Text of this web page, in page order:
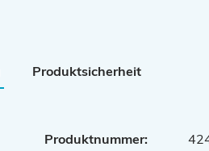
Produktsicherheit
Produktnummer: